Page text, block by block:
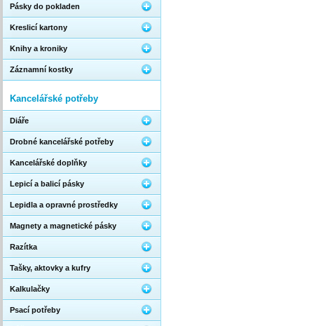
Pásky do pokladen
Kreslicí kartony
Knihy a kroniky
Záznamní kostky
Kancelářské potřeby
Diáře
Drobné kancelářské potřeby
Kancelářské doplňky
Lepicí a balicí pásky
Lepidla a opravné prostředky
Magnety a magnetické pásky
Razítka
Tašky, aktovky a kufry
Kalkulačky
Psací potřeby